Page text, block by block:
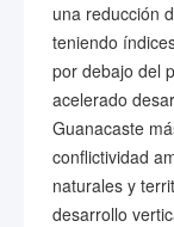
una reducción
teniendo
por debajo del
acelerado
Guanacaste
conflictividad
naturales y
desarrollo